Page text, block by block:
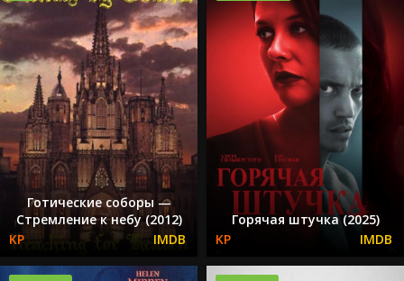
Готические соборы —
Стремление к небу (2012)
Горячая штучка (2025)